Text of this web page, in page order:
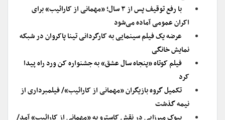
با رفع توقیف پس از ۳ سال؛ «مهمانی از کارائیب» برای
اکران عمومی آماده می‌شود
عرضه یک فیلم سینمایی به کارگردانی تینا پاکروان در شبکه
نمایش خانگی
فیلم کوتاه «پنجاه سال عشق» به جشنواره کن ورد راه پیدا
کرد
تکمیل گروه بازیگران «مهمانی از کارائیب»/ فیلمبرداری از
نیمه گذشت